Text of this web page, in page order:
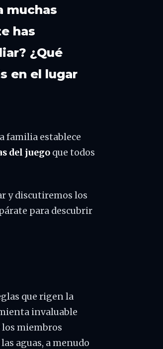
muchas
has
¿Qué
en el lugar
familia establece
del juego que todos
y discutiremos los
para descubrir
que rigen la
invaluable
miembros
aguas, a menudo